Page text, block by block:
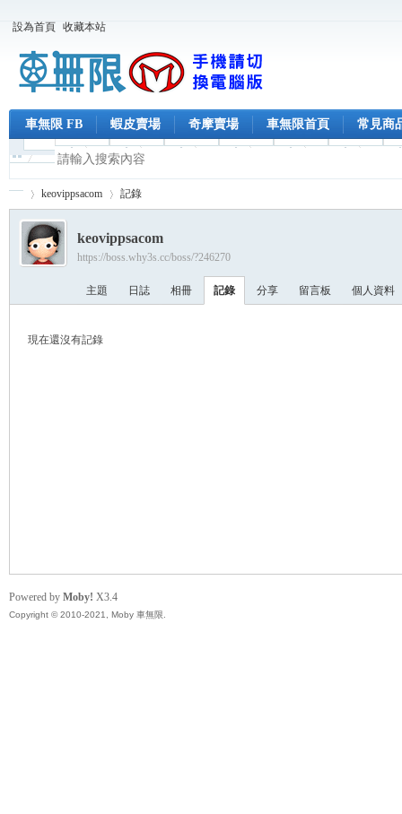
設為首頁 收藏本站
車無限 FB 蝦皮賣場 奇摩賣場 車無限首頁 常見商
›
keovippsacom 記錄
keovippsacom
https://boss.why3s.cc/boss/?246270
主題 日誌 相冊 記錄 分享 留言板 個人資料
現在還沒有記錄
Powered by Moby! X3.4
Copyright © 2010-2021, Moby 車無限.